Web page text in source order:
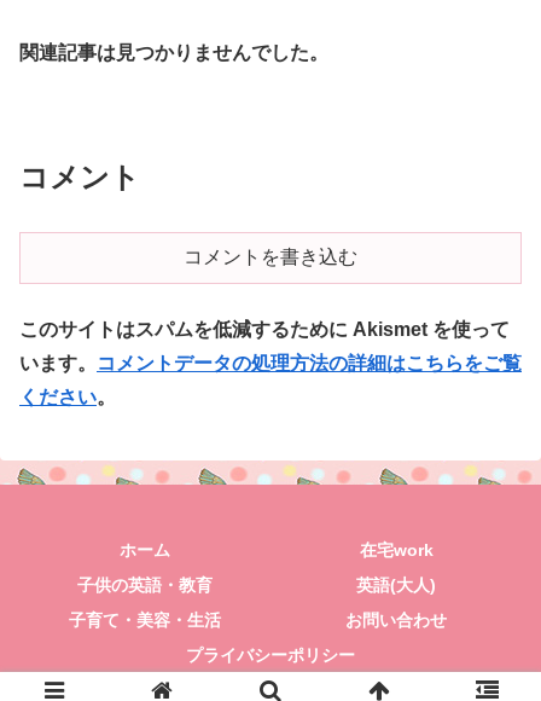
関連記事は見つかりませんでした。
コメント
コメントを書き込む
このサイトはスパムを低減するために Akismet を使って
います。
コメントデータの処理方法の詳細はこちらをご覧
ください。
ホーム
在宅work
子供の英語・教育
英語(大人)
子育て・美容・生活
お問い合わせ
プライバシーポリシー